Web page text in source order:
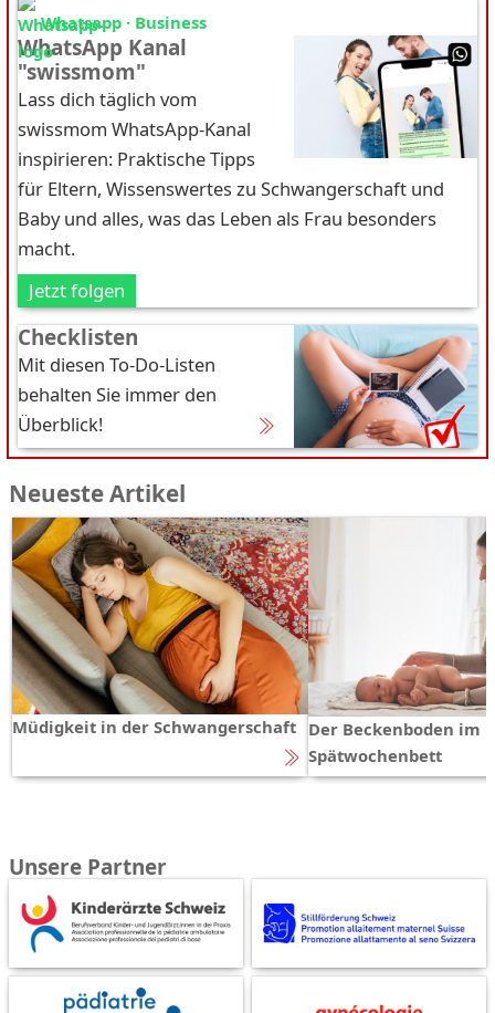
Whatsapp · Business
WhatsApp Kanal
"swissmom"
Lass dich täglich vom
swissmom WhatsApp-Kanal
inspirieren: Praktische Tipps
für Eltern, Wissenswertes zu Schwangerschaft und
Baby und alles, was das Leben als Frau besonders
macht.
Jetzt folgen
Checklisten
Mit diesen To-Do-Listen
behalten Sie immer den
Überblick!
Neueste Artikel
Müdigkeit in der Schwangerschaft
Der Beckenboden im
Spätwochenbett
Unsere Partner